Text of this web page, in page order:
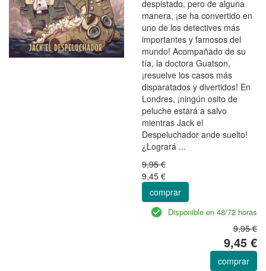
despistado, pero de alguna
manera, ¡se ha convertido en
uno de los detectives más
importantes y famosos del
mundo! Acompañado de su
tía, la doctora Guatson,
¡resuelve los casos más
disparatados y divertidos! En
Londres, ¡ningún osito de
peluche estará a salvo
mientras Jack el
Despeluchador ande suelto!
¿Logrará ...
9,95 €
9,45 €
comprar
Disponible en 48/72 horas
9,95 €
9,45 €
comprar